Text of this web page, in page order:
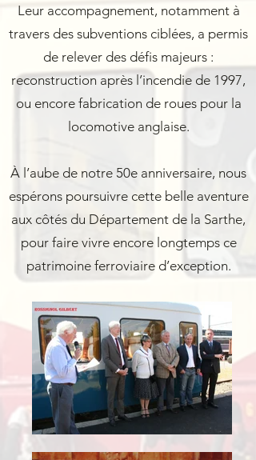
Leur accompagnement, notamment à
travers des subventions ciblées, a permis
de relever des défis majeurs :
reconstruction après l’incendie de 1997,
ou encore fabrication de roues pour la
locomotive anglaise.
À l’aube de notre 50e anniversaire, nous
espérons poursuivre cette belle aventure
aux côtés du Département de la Sarthe,
pour faire vivre encore longtemps ce
patrimoine ferroviaire d’exception.